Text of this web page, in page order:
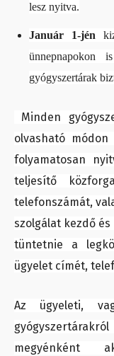
lesz nyitva.
Január 1-jén
ünnepnapokon
gyógyszertárak
Minden
olvasható
folyamatosan
teljesítő
telefonszámát,
szolgálat kezdő
tüntetnie a
ügyelet címét,
Az ügyeleti,
megyénként